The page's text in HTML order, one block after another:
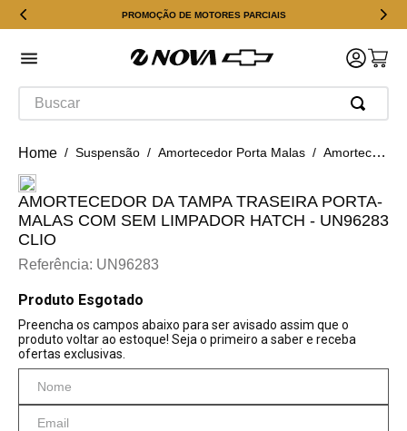
PROMOÇÃO DE MOTORES PARCIAIS
Buscar
Suspensão Amortecedor Porta Malas Amortecedor Da Tampa Traseira Porta-malas Com Sem Limpador Hatch - Un96283 Clio
AMORTECEDOR DA TAMPA TRASEIRA PORTA-
MALAS COM SEM LIMPADOR HATCH - UN96283
CLIO
Referência: UN96283